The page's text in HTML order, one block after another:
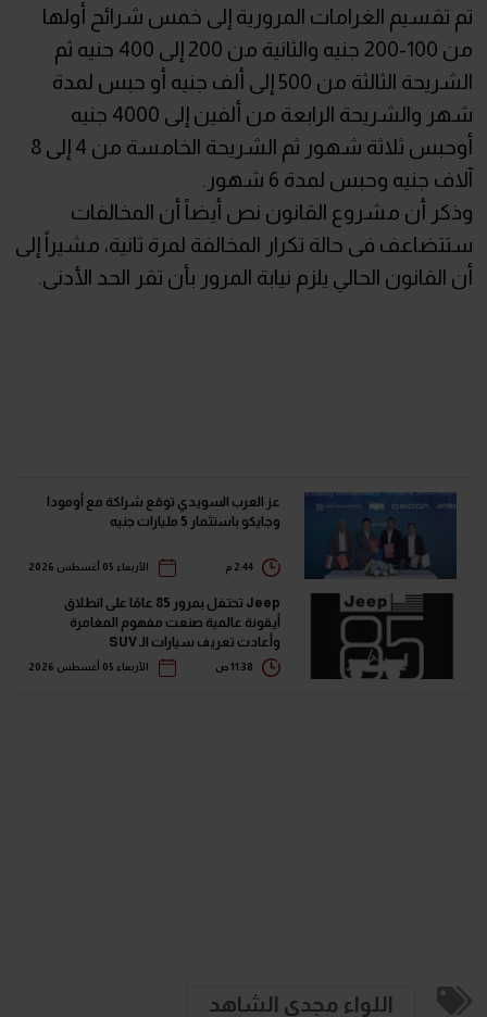
تم تقسيم الغرامات المرورية إلى خمس شرائح أولها
من 100-200 جنيه والثانية من 200 إلى 400 حنيه ثم
الشريحة الثالثة من 500 إلى ألف جنيه أو حبس لمدة
شهر والشريحة الرابعة من ألفين إلى 4000 جنيه
أوحبس ثلاثة شهور ثم الشريحة الخامسة من 4 إلى 8
آلاف جنيه وحبس لمدة 6 شهور.
وذكر أن مشروع القانون نص أيضاً أن المخالفات
ستتضاعف فى حالة تكرار المخالفة لمرة ثانية، مشيراً إلى
أن القانون الحالي يلزم نيابة المرور بأن تقر الحد الأدنى.
عز العرب السويدي توقع شراكة مع أومودا
وجايكو باستثمار 5 مليارات جنيه
2:44 م الأربعاء 05 أغسطس 2026
Jeep تحتفل بمرور 85 عامًا على انطلاق
أيقونة عالمية صنعت مفهوم المغامرة
وأعادت تعريف سيارات الـ SUV
الأربعاء 05 أغسطس 2026
اللواء مجدي الشاهد